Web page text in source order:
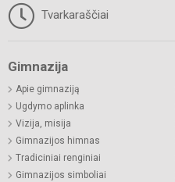
Tvarkaraščiai
Gimnazija
Apie gimnaziją
Ugdymo aplinka
Vizija, misija
Gimnazijos himnas
Tradiciniai renginiai
Gimnazijos simboliai